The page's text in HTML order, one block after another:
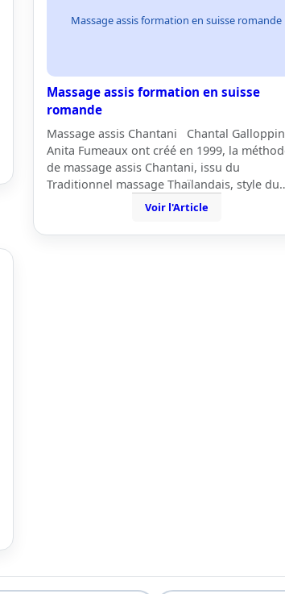
Massage assis formation en suisse romande
Massage assis formation en suisse
romande
Massage assis Chantani Chantal
Anita Fumeaux ont créé en 1999, la
de massage assis Chantani, issu du
Traditionnel massage Thaïlandais, style
Voir l'Article